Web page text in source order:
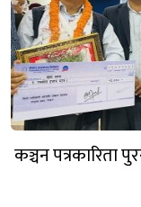
कञ्चन पत्रकारिता